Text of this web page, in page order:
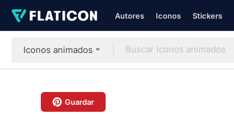
Autores Iconos Stickers
Iconos animados
Guardar